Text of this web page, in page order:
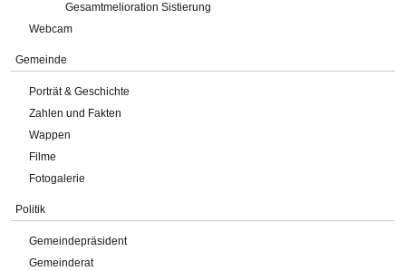
Gesamtmelioration Sistierung
Webcam
Gemeinde
Porträt & Geschichte
Zahlen und Fakten
Wappen
Filme
Fotogalerie
Politik
Gemeindepräsident
Gemeinderat